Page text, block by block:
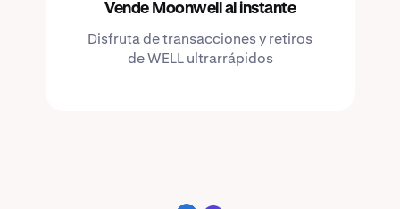
Vende Moonwell al instante
Disfruta de transacciones y retiros
de WELL ultrarrápidos